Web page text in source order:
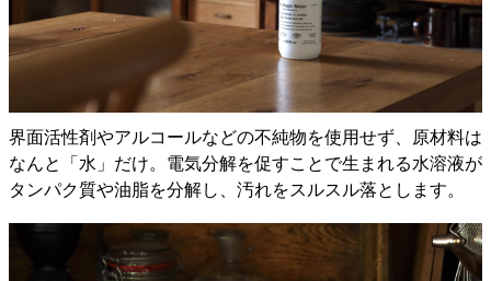
界面活性剤やアルコールなどの不純物を使用せず、原材料は
なんと「水」だけ。電気分解を促すことで生まれる水溶液が
タンパク質や油脂を分解し、汚れをスルスル落とします。